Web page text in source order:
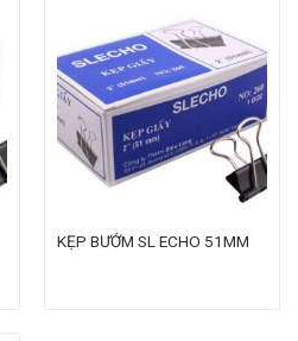
KẸP BƯỚM SL ECHO 51MM